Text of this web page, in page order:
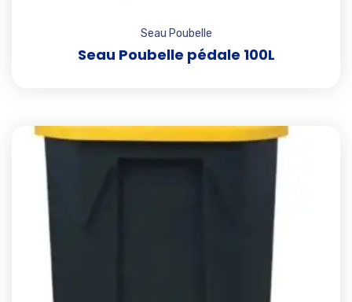
Seau Poubelle
Seau Poubelle pédale 100L